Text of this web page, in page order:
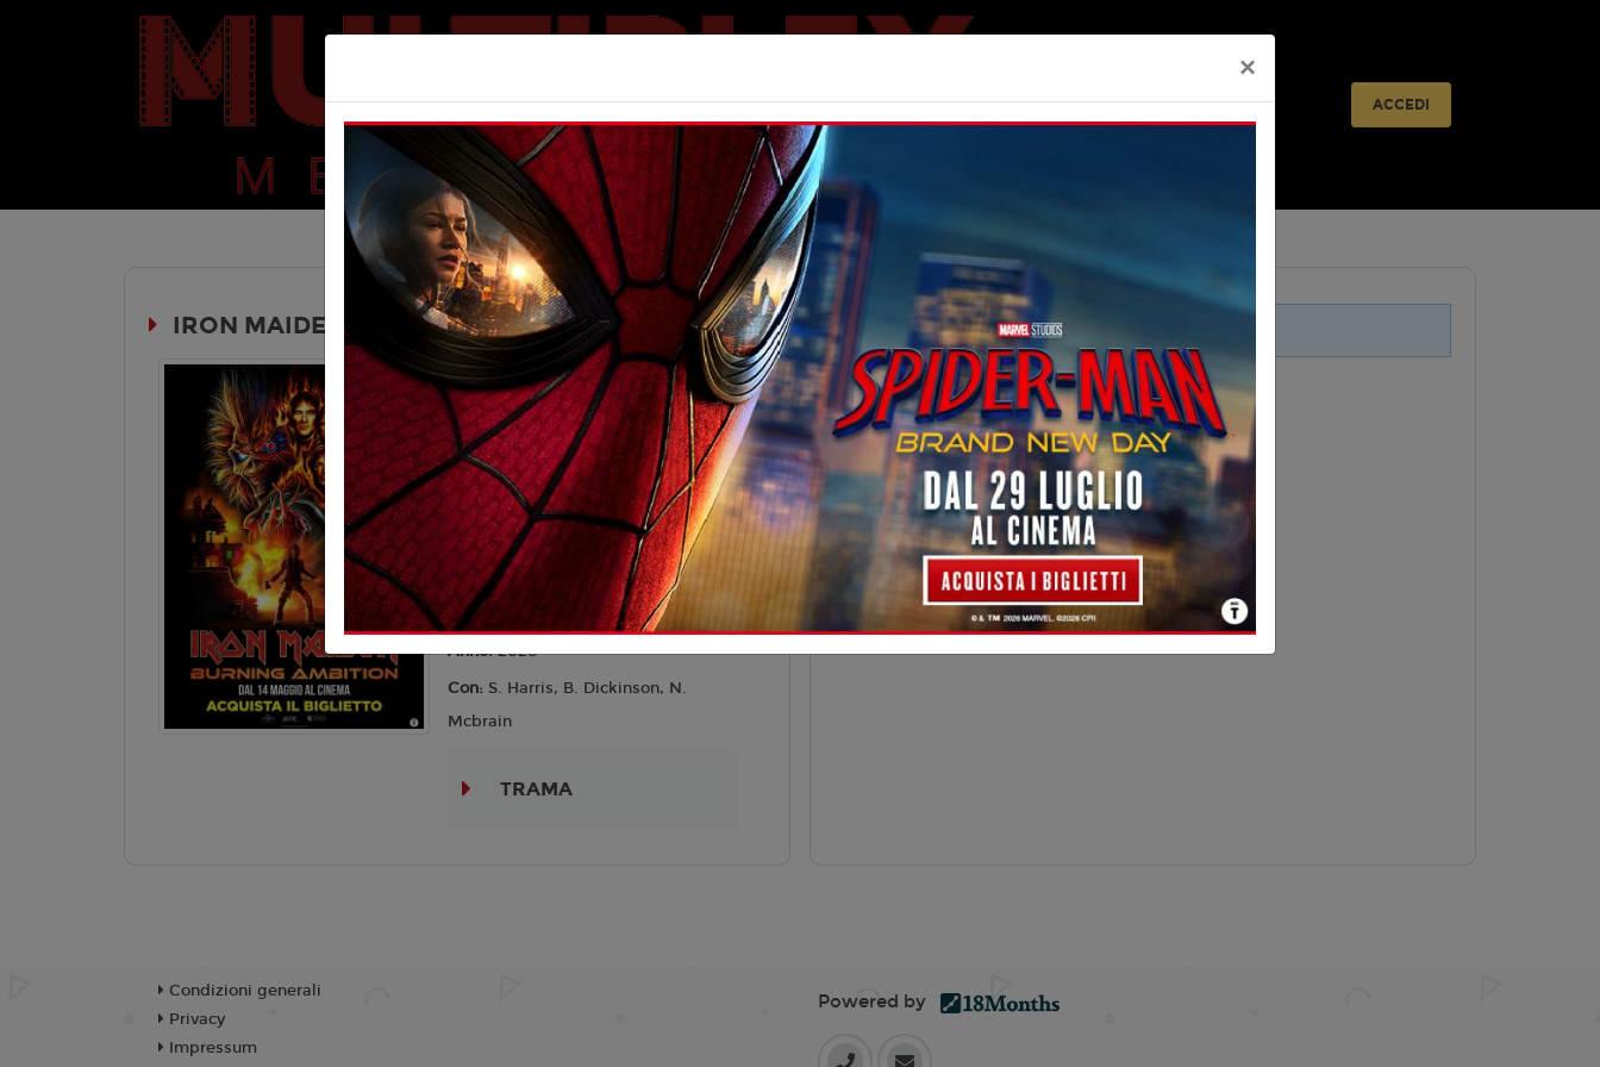
Home | Biglietteria Prossimamente ACCEDI
IRON MAIDEN: BURNING AMBITION - V. O.
V.O. SOTT. IT
Durata: 106 min
Genere:Documentario, Musicale
Lingua:Vers. Orig. Sott. IT
Età6+
Regia:
Anno:2026
Con: S. Harris, B. Dickinson, N.
Mcbrain
TRAMA
Non ci sono spettacoli legati a questo evento.
×
Condizioni generali
Privacy
Impressum
Powered by